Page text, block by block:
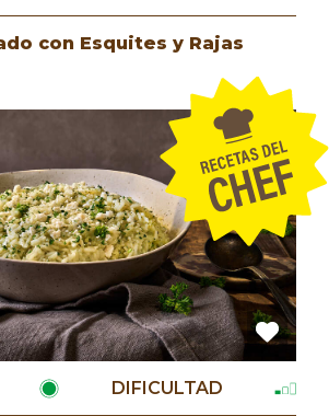
con Esquites y Rajas
DIFICULTAD